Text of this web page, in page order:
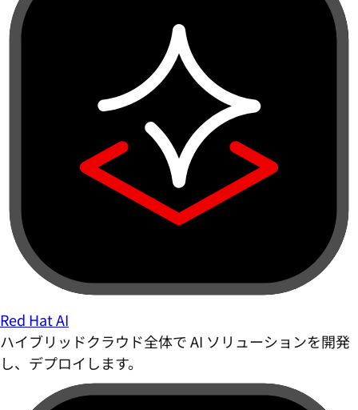
Red Hat AI
ハイブリッドクラウド全体で AI ソリューションを開発
し、デプロイします。